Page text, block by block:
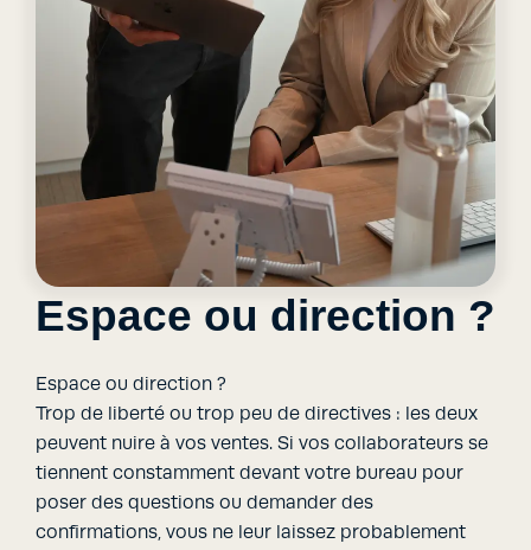
Espace ou direction ?
Espace ou direction ?
Trop de liberté ou trop peu de directives : les deux
peuvent nuire à vos ventes. Si vos collaborateurs se
tiennent constamment devant votre bureau pour
poser des questions ou demander des
confirmations, vous ne leur laissez probablement